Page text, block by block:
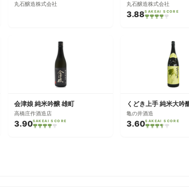
丸石醸造株式会社 丸石醸造株式会社
3.88SAKEAI SCORE
会津娘 純米吟醸 雄町
高橋庄作酒造店
3.90SAKEAI SCORE
亀の井酒造
3.60SAKEAI SCORE